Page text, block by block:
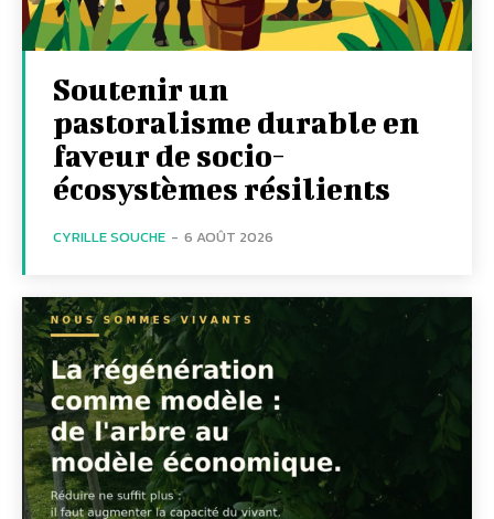
Soutenir un
pastoralisme durable en
faveur de socio-
écosystèmes résilients
CYRILLE SOUCHE - 6 AOÛT 2026